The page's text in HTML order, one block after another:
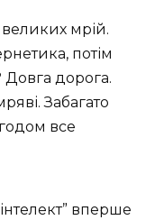
великих мрій.
потім
Довга дорога.
Забагато
все
вперше